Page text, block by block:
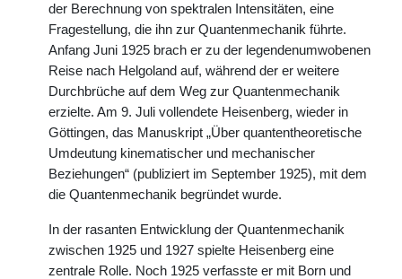
der Berechnung von spektralen Intensitäten, eine
Fragestellung, die ihn zur Quantenmechanik führte.
Anfang Juni 1925 brach er zu der legendenumwobenen
Reise nach Helgoland auf, während der er weitere
Durchbrüche auf dem Weg zur Quantenmechanik
erzielte. Am 9. Juli vollendete Heisenberg, wieder in
Göttingen, das Manuskript „Über quantentheoretische
Umdeutung kinematischer und mechanischer
Beziehungen“ (publiziert im September 1925), mit dem
die Quantenmechanik begründet wurde.
In der rasanten Entwicklung der Quantenmechanik
zwischen 1925 und 1927 spielte Heisenberg eine
zentrale Rolle. Noch 1925 verfasste er mit Born und